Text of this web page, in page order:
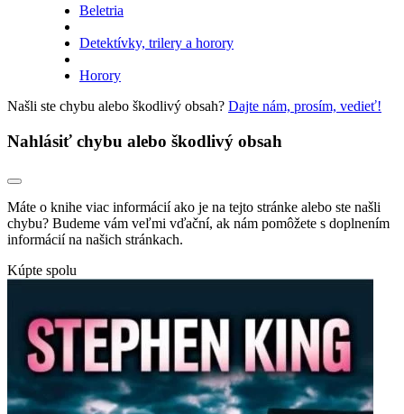
Beletria
Detektívky, trilery a horory
Horory
Našli ste chybu alebo škodlivý obsah? Dajte nám, prosím, vedieť!
Nahlásiť chybu alebo škodlivý obsah
Máte o knihe viac informácií ako je na tejto stránke alebo ste našli
chybu? Budeme vám veľmi vďační, ak nám pomôžete s doplnením
informácií na našich stránkach.
Kúpte spolu